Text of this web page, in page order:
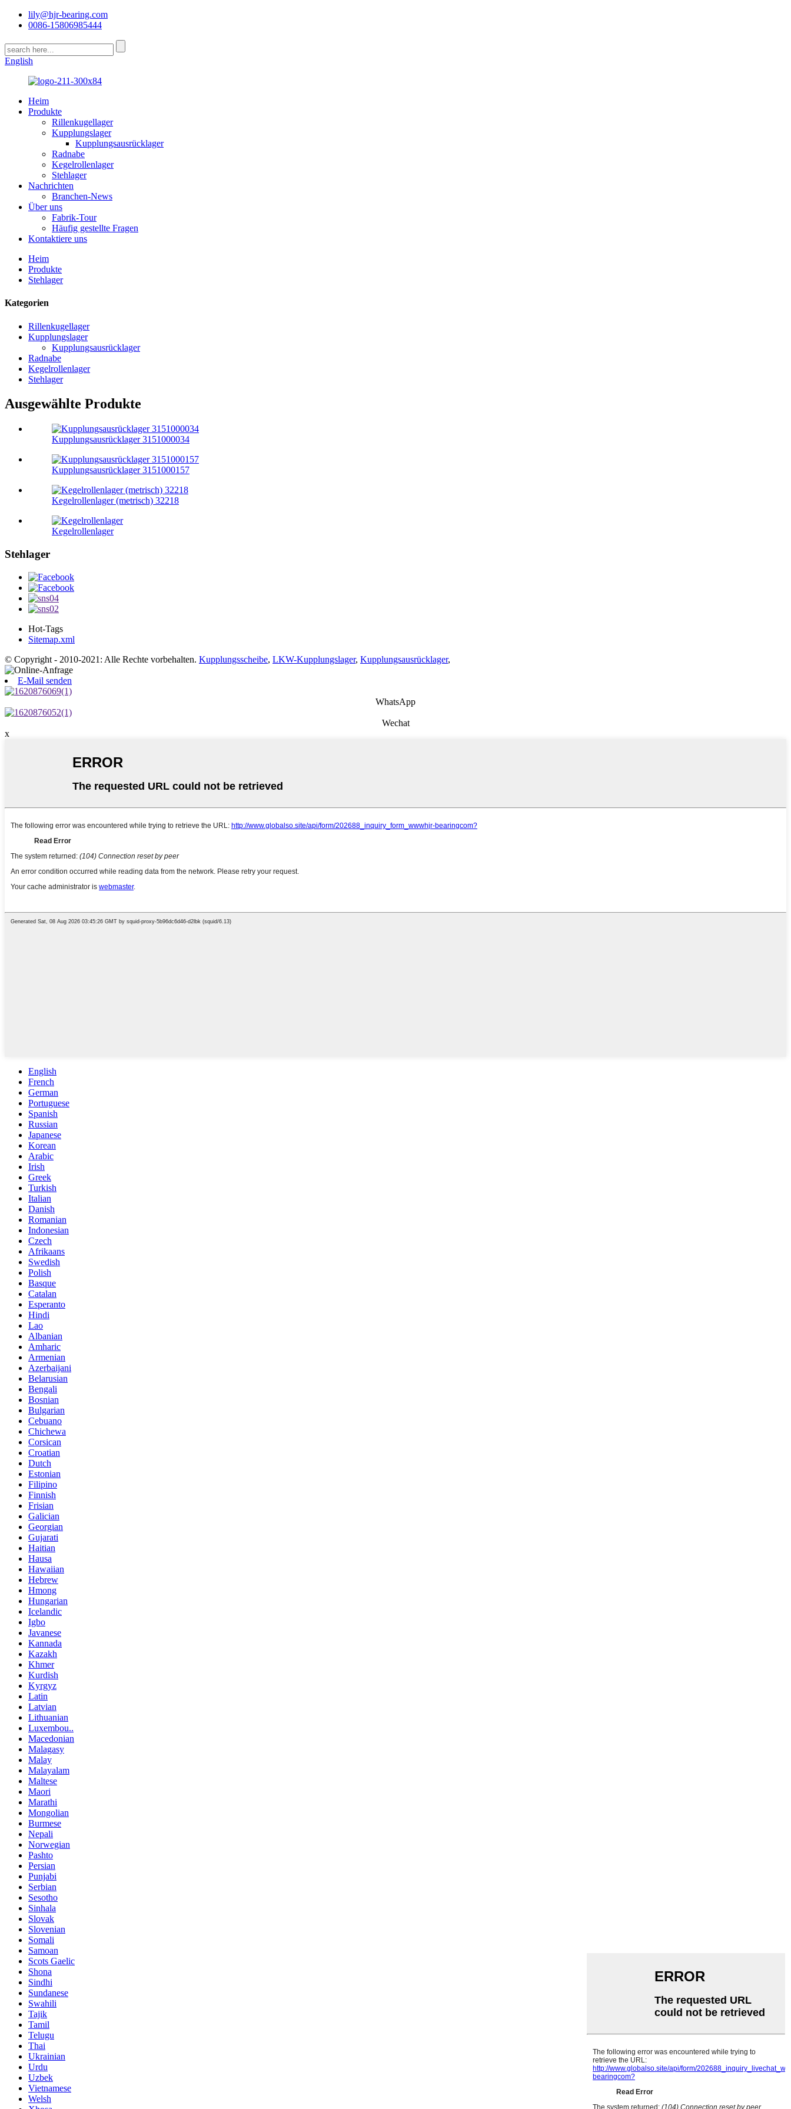
lily@hjr-bearing.com
0086-15806985444
English
Heim
Produkte
Rillenkugellager
Kupplungslager
Kupplungsausrücklager
Radnabe
Kegelrollenlager
Stehlager
Nachrichten
Branchen-News
Über uns
Fabrik-Tour
Häufig gestellte Fragen
Kontaktiere uns
Heim
Produkte
Stehlager
Kategorien
Rillenkugellager
Kupplungslager
Kupplungsausrücklager
Radnabe
Kegelrollenlager
Stehlager
Ausgewählte Produkte
Kupplungsausrücklager 3151000034
Kupplungsausrücklager 3151000157
Kegelrollenlager (metrisch) 32218
Kegelrollenlager
Stehlager
Hot-Tags
Sitemap.xml
© Copyright - 2010-2021: Alle Rechte vorbehalten. Kupplungsscheibe, LKW-Kupplungslager, Kupplungsausrücklager,
E-Mail senden
WhatsApp
Wechat
x
English
French
German
Portuguese
Spanish
Russian
Japanese
Korean
Arabic
Irish
Greek
Turkish
Italian
Danish
Romanian
Indonesian
Czech
Afrikaans
Swedish
Polish
Basque
Catalan
Esperanto
Hindi
Lao
Albanian
Amharic
Armenian
Azerbaijani
Belarusian
Bengali
Bosnian
Bulgarian
Cebuano
Chichewa
Corsican
Croatian
Dutch
Estonian
Filipino
Finnish
Frisian
Galician
Georgian
Gujarati
Haitian
Hausa
Hawaiian
Hebrew
Hmong
Hungarian
Icelandic
Igbo
Javanese
Kannada
Kazakh
Khmer
Kurdish
Kyrgyz
Latin
Latvian
Lithuanian
Luxembou..
Macedonian
Malagasy
Malay
Malayalam
Maltese
Maori
Marathi
Mongolian
Burmese
Nepali
Norwegian
Pashto
Persian
Punjabi
Serbian
Sesotho
Sinhala
Slovak
Slovenian
Somali
Samoan
Scots Gaelic
Shona
Sindhi
Sundanese
Swahili
Tajik
Tamil
Telugu
Thai
Ukrainian
Urdu
Uzbek
Vietnamese
Welsh